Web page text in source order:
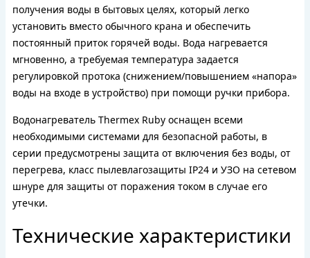
получения воды в бытовых целях, который легко
установить вместо обычного крана и обеспечить
постоянный приток горячей воды. Вода нагревается
мгновенно, а требуемая температура задается
регулировкой протока (снижением/повышением «напора»
воды на входе в устройство) при помощи ручки прибора.
Водонагреватель Thermex Ruby оснащен всеми
необходимыми системами для безопасной работы, в
серии предусмотрены защита от включения без воды, от
перегрева, класс пылевлагозащиты IP24 и УЗО на сетевом
шнуре для защиты от поражения током в случае его
утечки.
Технические характеристики